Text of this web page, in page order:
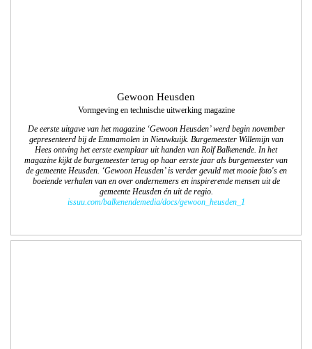
Gewoon Heusden
Vormgeving en technische uitwerking magazine
De eerste uitgave van het magazine ‘Gewoon Heusden’ werd begin november
gepresenteerd bij de Emmamolen in Nieuwkuijk. Burgemeester Willemijn van
Hees ontving het eerste exemplaar uit handen van Rolf Balkenende. In het
magazine kijkt de burgemeester terug op haar eerste jaar als burgemeester van
de gemeente Heusden. ‘Gewoon Heusden’ is verder gevuld met mooie foto's en
boeiende verhalen van en over ondernemers en inspirerende mensen uit de
gemeente Heusden én uit de regio.
issuu.com/balkenendemedia/docs/gewoon_heusden_1